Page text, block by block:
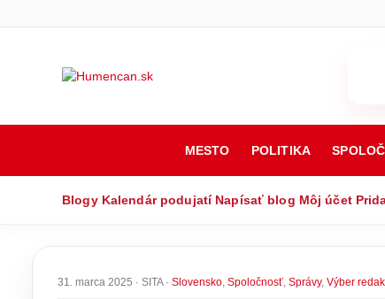
MESTO POLITIKA
Blogy Kalendár podujatí Napísať blog Môj účet
31. marca 2025 · SITA · Slovensko, Spoločnosť, Správy, Výber